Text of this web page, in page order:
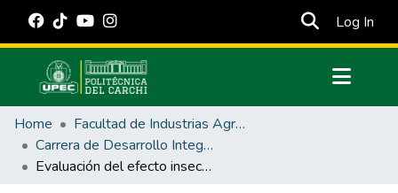
Log In
Communities & Collections
All of DSpace
Statistics
Home
Facultad de Industrias Agropecuarias y Ciencias Ambientales
Carrera de Desarrollo Integral Agropecuario
Evaluación del efecto insecticida de extractos vegetales acuosos y alcohólicos para el control de pulguilla (Epitrix spp) in vitro y en campo en un cultivo de papa (Solanum tuberosum)